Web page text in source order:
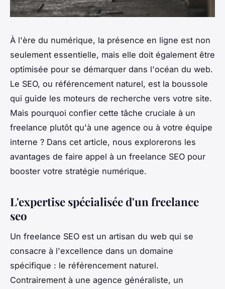
À l'ère du numérique, la présence en ligne est non
seulement essentielle, mais elle doit également être
optimisée pour se démarquer dans l'océan du web.
Le SEO, ou référencement naturel, est la boussole
qui guide les moteurs de recherche vers votre site.
Mais pourquoi confier cette tâche cruciale à un
freelance plutôt qu'à une agence ou à votre équipe
interne ? Dans cet article, nous explorerons les
avantages de faire appel à un freelance SEO pour
booster votre stratégie numérique.
L'expertise spécialisée d'un freelance
seo
Un freelance SEO est un artisan du web qui se
consacre à l'excellence dans un domaine
spécifique : le référencement naturel.
Contrairement à une agence généraliste, un